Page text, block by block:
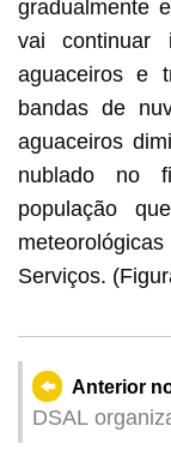
gradualmente
vai continuar
aguaceiros e
bandas de
aguaceiros
nublado no
população
Serviços.
Anterior
DSAL